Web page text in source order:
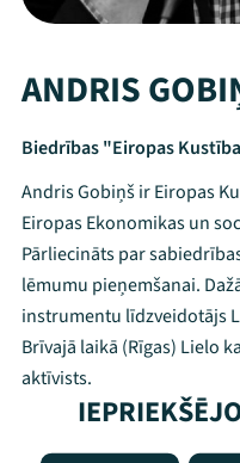
ANDRIS
Biedrības "Eiropas
Andris Gobiņš ir Eiropas
Eiropas Ekonomikas un
Pārliecināts par
lēmumu pieņemšanai.
instrumentu līdzveidotājs
Brīvajā laikā (Rīgas) Lielo
aktīvists.